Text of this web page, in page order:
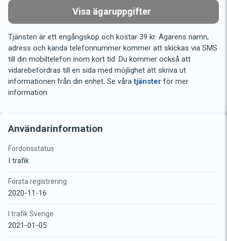
Visa ägaruppgifter
Tjänsten är ett engångsköp och kostar 39 kr. Ägarens namn,
adress och kända telefonnummer kommer att skickas via SMS
till din mobiltelefon inom kort tid. Du kommer också att
vidarebefordras till en sida med möjlighet att skriva ut
informationen från din enhet. Se våratjänster för mer
information.
Användarinformation
Fordonsstatus
I trafik
Första registrering
2020-11-16
I trafik Sverige
2021-01-05